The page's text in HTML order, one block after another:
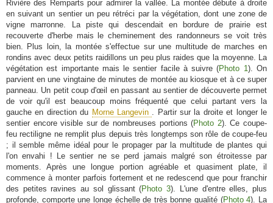
Rivière des Remparts pour admirer la vallée. La montée débute à droite
en suivant un sentier un peu rétréci par la végétation, dont une zone de
vigne marronne. La piste qui descendait en bordure de prairie est
recouverte d'herbe mais le cheminement des randonneurs se voit très
bien. Plus loin, la montée s'effectue sur une multitude de marches en
rondins avec deux petits raidillons un peu plus raides que la moyenne. La
végétation est importante mais le sentier facile à suivre (Photo 1). On
parvient en une vingtaine de minutes de montée au kiosque et à ce super
panneau. Un petit coup d'œil en passant au sentier de découverte permet
de voir qu'il est beaucoup moins fréquenté que celui partant vers la
gauche en direction du Morne Langevin
. Partir sur la droite et longer le
sentier encore visible sur de nombreuses portions (Photo 2). Ce coupe-
feu rectiligne ne remplit plus depuis très longtemps son rôle de coupe-feu
; il semble même idéal pour le propager par la multitude de plantes qui
l'on envahi ! Le sentier ne se perd jamais malgré son étroitesse par
moments. Après une longue portion agréable et quasiment plate, il
commence à monter parfois fortement et ne redescend que pour franchir
des petites ravines au sol glissant (Photo 3). L'une d'entre elles, plus
profonde, comporte une longe échelle de très bonne qualité (Photo 4). La